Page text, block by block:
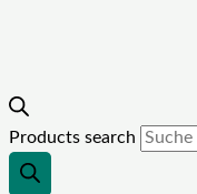
Products search